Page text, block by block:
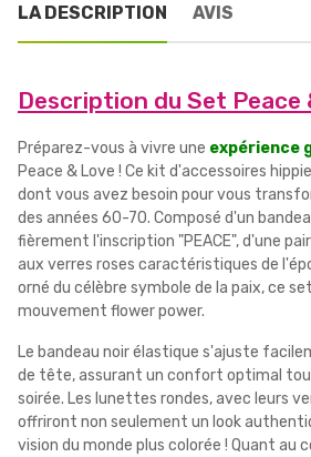
LA DESCRIPTION AVIS
Description du Set Peace
Préparez-vous à vivre une expérience
Peace & Love ! Ce kit d'accessoires
dont vous avez besoin pour vous
des années 60-70. Composé d'un
fièrement l'inscription "PEACE", d'une
aux verres roses caractéristiques de
orné du célèbre symbole de la paix, ce
mouvement flower power.
Le bandeau noir élastique s'ajuste
de tête, assurant un confort optimal
soirée. Les lunettes rondes, avec leurs
offriront non seulement un look
vision du monde plus colorée ! Quant au